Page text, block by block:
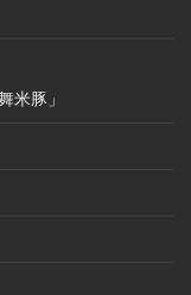
米豚」